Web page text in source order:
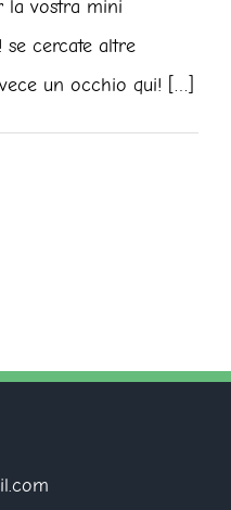
la vostra mini
se cercate altre
un occhio qui! […]